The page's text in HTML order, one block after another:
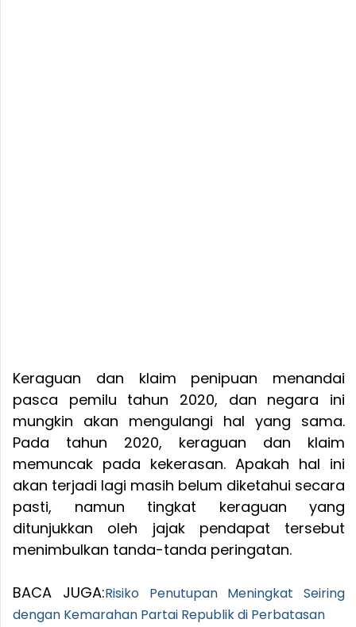
Keraguan dan klaim penipuan menandai
pasca pemilu tahun 2020, dan negara ini
mungkin akan mengulangi hal yang sama.
Pada tahun 2020, keraguan dan klaim
memuncak pada kekerasan. Apakah hal ini
akan terjadi lagi masih belum diketahui secara
pasti, namun tingkat keraguan yang
ditunjukkan oleh jajak pendapat tersebut
menimbulkan tanda-tanda peringatan.
BACA JUGA:Risiko Penutupan Meningkat Seiring
dengan Kemarahan Partai Republik di Perbatasan